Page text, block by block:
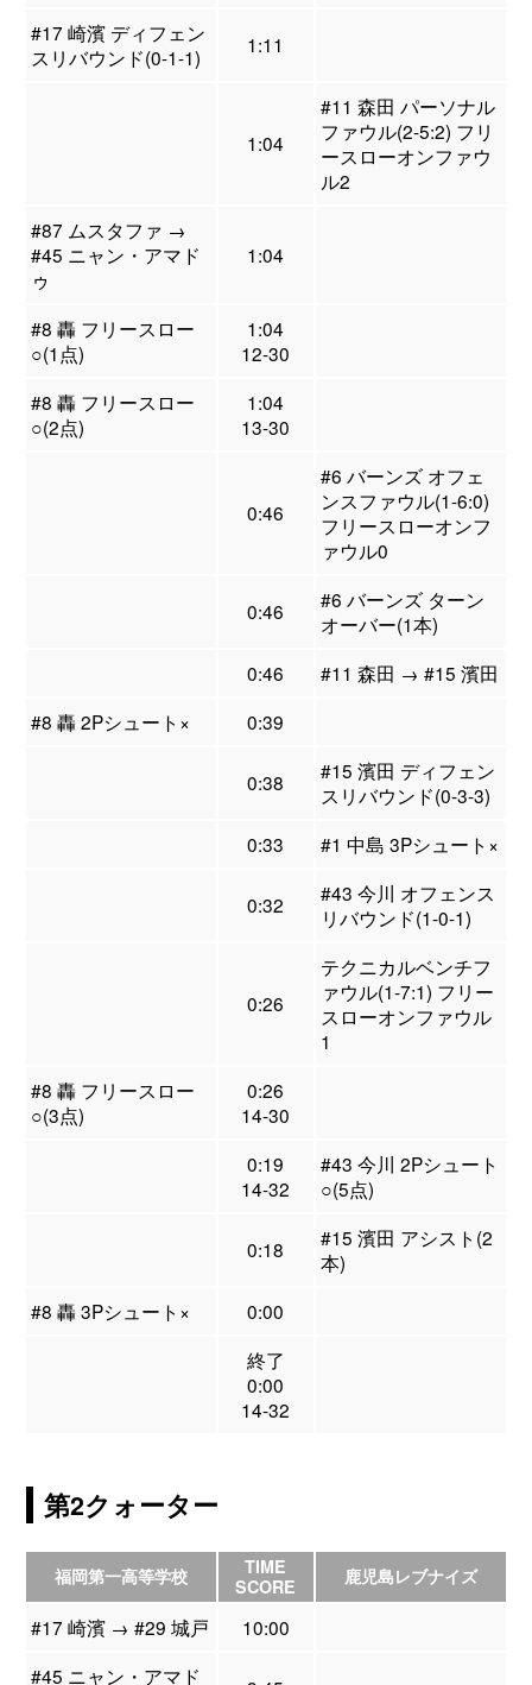
#17 崎濱 ディフェン
スリバウンド(0-1-1)
1:11
1:04
#11 森田 パーソナル
ファウル(2-5:2) フリ
ースローオンファウ
ル2
#87 ムスタファ →
#45 ニャン・アマド
ゥ
1:04
#8 轟 フリースロー
○(1点)
1:04
12-30
#8 轟 フリースロー
○(2点)
1:04
13-30
0:46
#6 バーンズ オフェ
ンスファウル(1-6:0)
フリースローオンフ
ァウル0
0:46
#6 バーンズ ターン
オーバー(1本)
0:46
#11 森田 → #15 濱田
#8 轟 2Pシュート×
0:39
0:38
#15 濱田 ディフェン
スリバウンド(0-3-3)
0:33
#1 中島 3Pシュート×
0:32
#43 今川 オフェンス
リバウンド(1-0-1)
0:26
テクニカルベンチフ
ァウル(1-7:1) フリー
スローオンファウル
1
#8 轟 フリースロー
○(3点)
0:26
14-30
0:19
14-32
#43 今川 2Pシュート
○(5点)
0:18
#15 濱田 アシスト(2
本)
#8 轟 3Pシュート×
0:00
終了
0:00
14-32
第2クォーター
福岡第一高等学校
TIME
SCORE
鹿児島レブナイズ
#17 崎濱 → #29 城戸
10:00
#45 ニャン・アマド